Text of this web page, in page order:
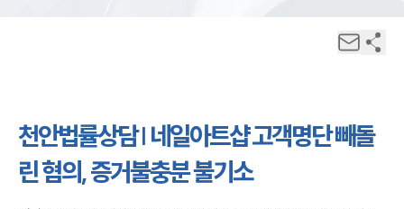
천안법률상담 | 네일아트샵 고객명단 빼돌
린 혐의, 증거불충분 불기소